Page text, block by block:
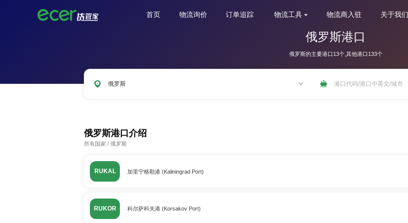
首页 物流询价 订单追踪 物流工具 物流商入驻 关于我们
俄罗斯港口
俄罗斯的主要港口13个,其他港口133个
俄罗斯
俄罗斯港口介绍
所有国家 / 俄罗斯
RUKAL 加里宁格勒港 (Kaliningrad Port)
RUKOR 科尔萨科夫港 (Korsakov Port)